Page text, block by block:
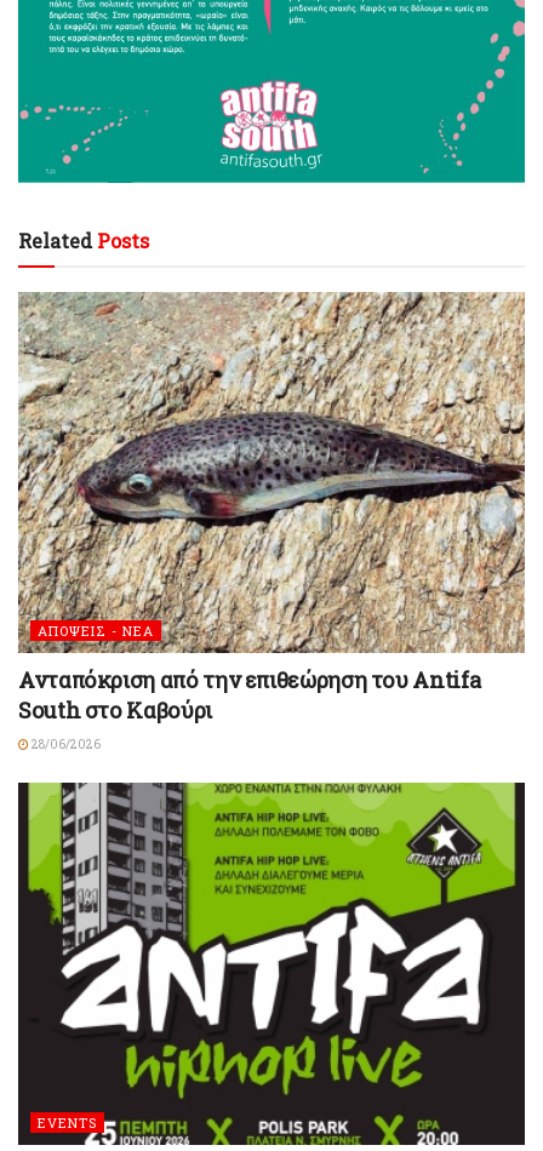
RelatedPosts
ΑΠΟΨΕΙΣ - ΝΕΑ
Ανταπόκριση από την επιθεώρηση του Antifa
South στο Καβούρι
28/06/2026
EVENTS